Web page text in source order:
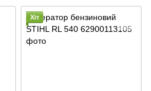
Хіт